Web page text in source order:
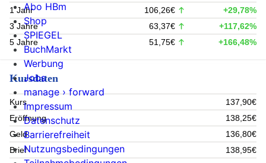
1 Jahr
106,26€
+29,78%
3 Jahre
63,37€
+117,62%
5 Jahre
51,75€ +166,48%
Kursdaten
Kurs
137,90€
Eröffnung
138,25€
Geld
136,80€
Brief
138,95€
Abo HBm
Shop
SPIEGEL
BuchMarkt
Werbung
Jobs
manage › forward
Impressum
Datenschutz
Barrierefreiheit
Nutzungsbedingungen